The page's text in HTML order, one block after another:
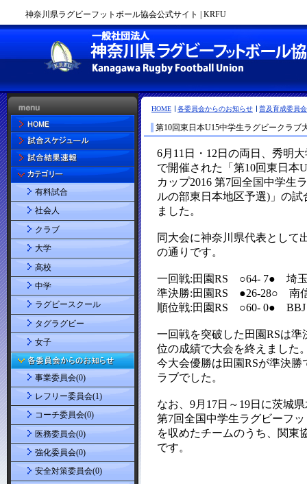
神奈川県ラグビーフットボール協会公式サイト | KRFU
HOME 各委員会からのお知らせ 普及育成委員会
第10回東日本U15中学生ラグビークラブ
有料試合
社会人
クラブ
大学
高校
中学
ラグビースクール
タグラグビー
女子
事業委員会(0)
レフリー委員会(1)
コーチ委員会(0)
医務委員会(0)
強化委員会(0)
安全対策委員会(0)